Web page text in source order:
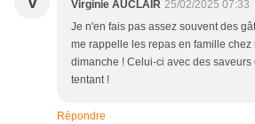
Virginie AUCLAIR 25/02/2025 07:33
Je n'en fais pas assez souvent des
me rappelle les repas en famille chez
dimanche ! Celui-ci avec des saveurs
tentant !
Répondre